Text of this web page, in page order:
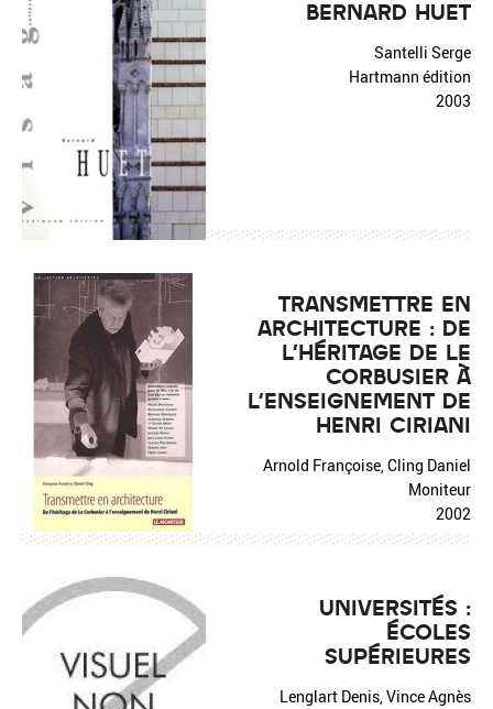
BERNARD HUET
Santelli Serge
Hartmann édition
2003
TRANSMETTRE EN
ARCHITECTURE : DE
L'HÉRITAGE DE LE
CORBUSIER À
L'ENSEIGNEMENT DE
HENRI CIRIANI
Arnold Françoise, Cling Daniel
Moniteur
2002
UNIVERSITÉS :
ÉCOLES
SUPÉRIEURES
Lenglart Denis, Vince Agnès